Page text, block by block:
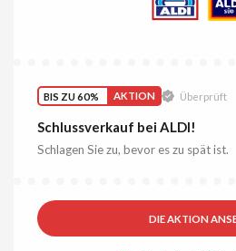
BIS ZU 60% AKTION Überprüft
Schlussverkauf bei ALDI!
Schlagen Sie zu, bevor es zu spät ist.
DIE AKTION